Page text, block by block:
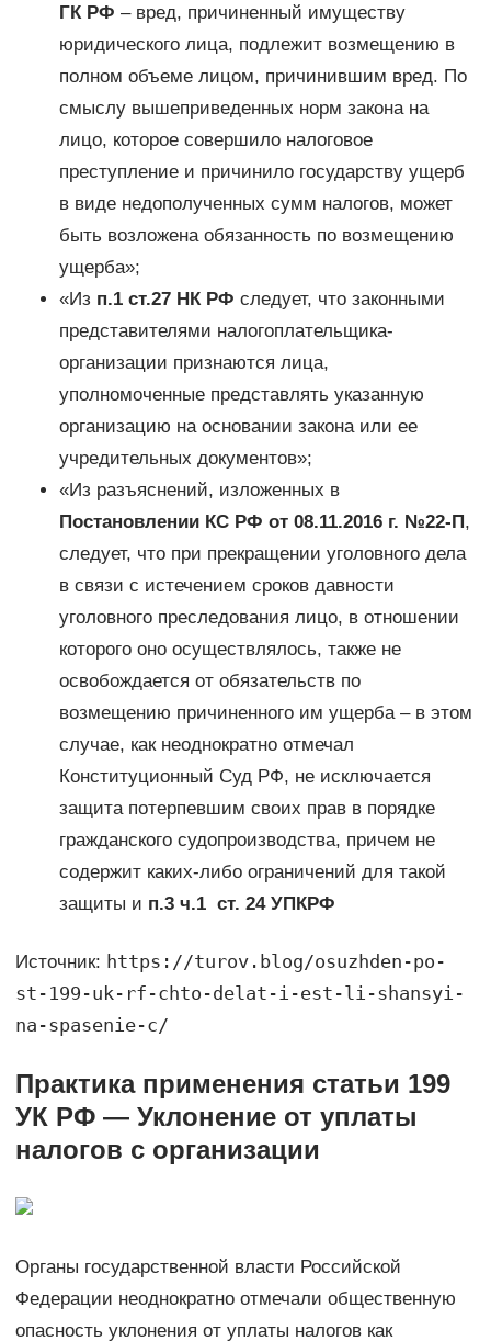
ГК РФ – вред, причиненный имуществу
юридического лица, подлежит возмещению в
полном объеме лицом, причинившим вред. По
смыслу вышеприведенных норм закона на
лицо, которое совершило налоговое
преступление и причинило государству ущерб
в виде недополученных сумм налогов, может
быть возложена обязанность по возмещению
ущерба»;
«Из п.1 ст.27 НК РФ следует, что законными
представителями налогоплательщика-
организации признаются лица,
уполномоченные представлять указанную
организацию на основании закона или ее
учредительных документов»;
«Из разъяснений, изложенных в
Постановлении КС РФ от 08.11.2016 г. №22-П,
следует, что при прекращении уголовного дела
в связи с истечением сроков давности
уголовного преследования лицо, в отношении
которого оно осуществлялось, также не
освобождается от обязательств по
возмещению причиненного им ущерба – в этом
случае, как неоднократно отмечал
Конституционный Суд РФ, не исключается
защита потерпевшим своих прав в порядке
гражданского судопроизводства, причем не
содержит каких-либо ограничений для такой
защиты и п.3 ч.1 ст. 24 УПКРФ
Источник: https://turov.blog/osuzhden-po-
st-199-uk-rf-chto-delat-i-est-li-shansyi-
na-spasenie-c/
Практика применения статьи 199
УК РФ — Уклонение от уплаты
налогов с организации
Органы государственной власти Российской
Федерации неоднократно отмечали общественную
опасность уклонения от уплаты налогов как